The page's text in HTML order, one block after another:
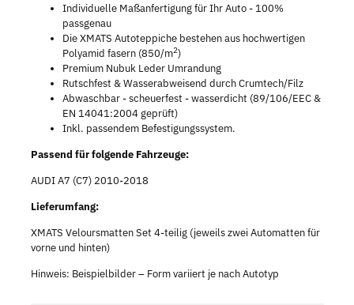
Individuelle Maßanfertigung für Ihr Auto - 100%
passgenau
Die XMATS Autoteppiche bestehen aus hochwertigen
Polyamid fasern (850/m2)
Premium Nubuk Leder Umrandung
Rutschfest & Wasserabweisend durch Crumtech/Filz
Abwaschbar - scheuerfest - wasserdicht (89/106/EEC &
EN 14041:2004 geprüft)
Inkl. passendem Befestigungssystem.
Passend für folgende Fahrzeuge:
AUDI A7 (C7) 2010-2018
Lieferumfang:
XMATS Veloursmatten Set 4-teilig (jeweils zwei Automatten für
vorne und hinten)
Hinweis: Beispielbilder – Form variiert je nach Autotyp